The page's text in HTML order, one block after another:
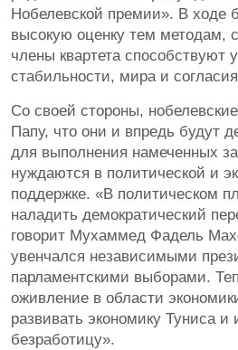
Нобелевской премии». В ходе
высокую оценку тем методам,
члены квартета способствуют
стабильности, мира и
Со своей стороны,
Папу, что они и впредь будут
для выполнения намеченных
нуждаются в политической и
поддержке. «В политическом
наладить демократический
говорит Мухаммед Фадель
увенчался независимыми
парламентскими выборами.
оживление в области
развивать экономику Туниса и
безработицу».